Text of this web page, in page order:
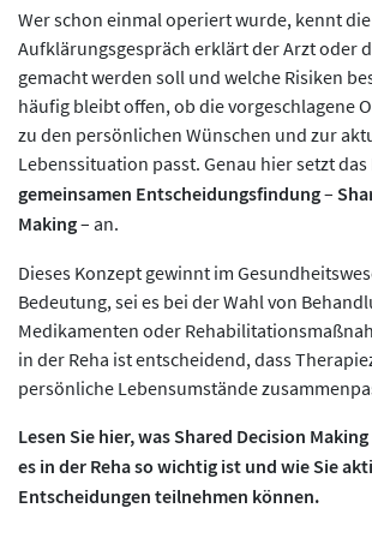
Wer schon einmal operiert wurde, kennt
Aufklärungsgespräch erklärt der Arzt oder
gemacht werden soll und welche Risiken
häufig bleibt offen, ob die vorgeschlagene
zu den persönlichen Wünschen und zur
Lebenssituation passt. Genau hier setzt das
gemeinsamen Entscheidungsfindung–
Making– an.
Dieses Konzept gewinnt im
Bedeutung, sei es bei der Wahl von
Medikamenten oder
in der Reha ist entscheidend, dass
persönliche Lebensumstände
Lesen Sie hier, was Shared Decision
es in der Reha so wichtig ist und wie Sie
Entscheidungen teilnehmen können.